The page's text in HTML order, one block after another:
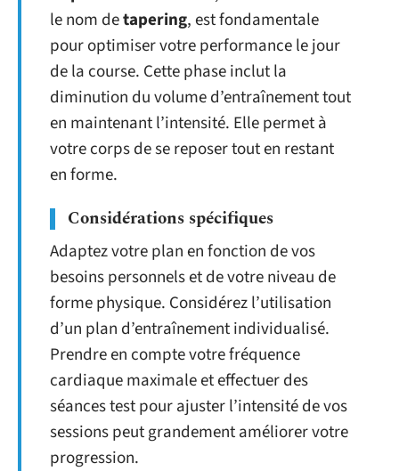
le nom detapering, est fondamentale
pour optimiser votre performance le jour
de la course. Cette phase inclut la
diminution du volume d’entraînement tout
en maintenant l’intensité. Elle permet à
votre corps de se reposer tout en restant
en forme.
Considérations spécifiques
Adaptez votre plan en fonction de vos
besoins personnels et de votre niveau de
forme physique. Considérez l’utilisation
d’un plan d’entraînement individualisé.
Prendre en compte votre fréquence
cardiaque maximale et effectuer des
séances test pour ajuster l’intensité de vos
sessions peut grandement améliorer votre
progression.